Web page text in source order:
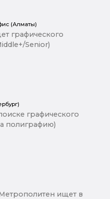
(Алматы)
графического
Senior)
графического
полиграфию)
ищет в